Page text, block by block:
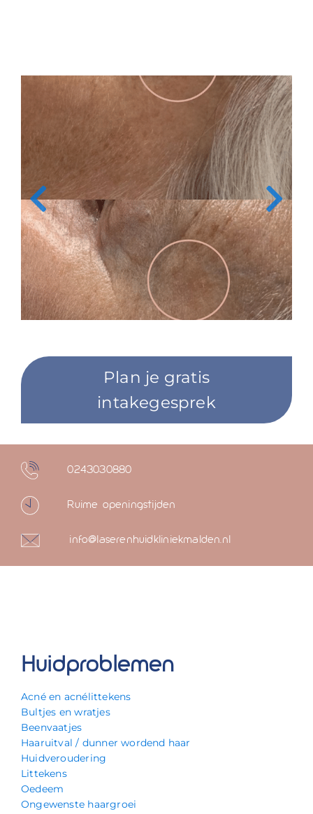
Plan je gratis
intakegesprek
0243030880
Ruime openingstijden
info@laserenhuidkliniekmalden.nl
Huidproblemen
Acné en acnélittekens
Bultjes en wratjes
Beenvaatjes
Haaruitval / dunner wordend haar
Huidveroudering
Littekens
Oedeem
Ongewenste haargroei